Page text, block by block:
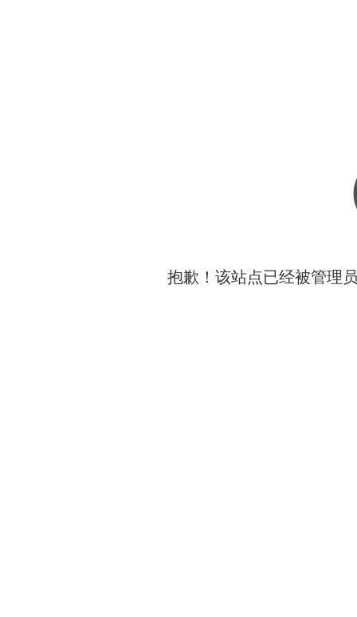
抱歉！该站点已经被管理